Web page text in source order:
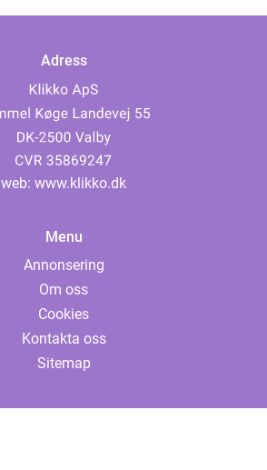
Adress
web: www.klikko.dk
Menu
Annonsering
Om oss
Cookies
Kontakta oss
Sitemap